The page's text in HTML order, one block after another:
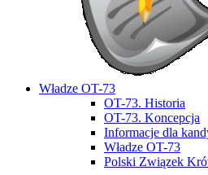
Władze OT-73
OT-73. Historia
OT-73. Koncepcja
Informacje dla
Władze OT-73
Polski Związek